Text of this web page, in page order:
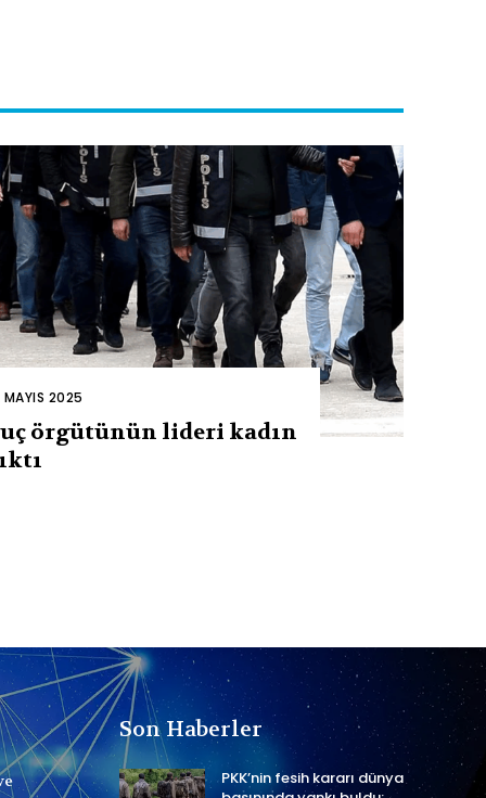
MAYIS 2025
örgütünün lideri kadın
Son Haberler
PKK’nin fesih kararı dünya